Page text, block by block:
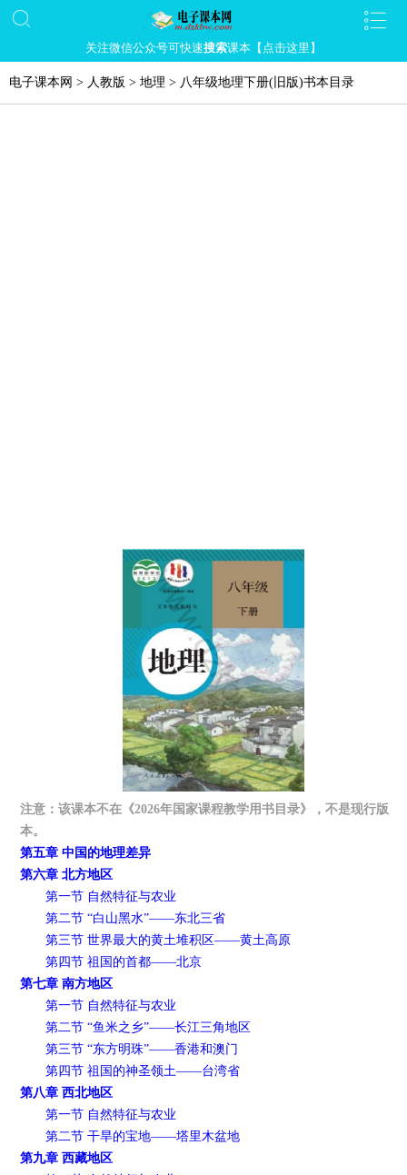
关注微信公众号可快速搜索课本【点击这里】
电子课本网 > 人教版 > 地理 > 八年级地理下册(旧版)书本目录
注意：该课本不在《2026年国家课程教学用书目录》，不是现行版
本。
第五章 中国的地理差异
第六章 北方地区
第一节 自然特征与农业
第二节 “白山黑水”——东北三省
第三节 世界最大的黄土堆积区——黄土高原
第四节 祖国的首都——北京
第七章 南方地区
第一节 自然特征与农业
第二节 “鱼米之乡”——长江三角地区
第三节 “东方明珠”——香港和澳门
第四节 祖国的神圣领土——台湾省
第八章 西北地区
第一节 自然特征与农业
第二节 干旱的宝地——塔里木盆地
第九章 西藏地区